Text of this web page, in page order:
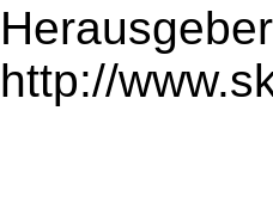
http://